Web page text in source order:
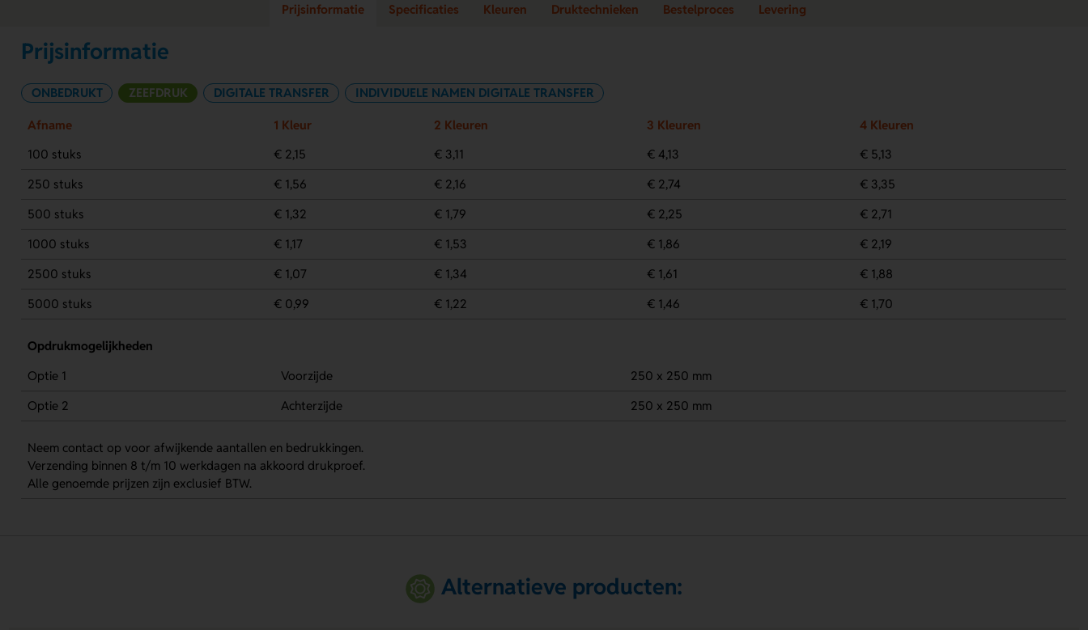
Prijsinformatie Specificaties Kleuren Druktechnieken Bestelproces Levering
Prijsinformatie
ONBEDRUKT ZEEFDRUK DIGITALE TRANSFER INDIVIDUELE NAMEN DIGITALE TRANSFER
Afname 1 Kleur 2 Kleuren 3 Kleuren
4 Kleuren
100 stuks
€ 2,15 € 3,11 € 4,13
€ 5,13
250 stuks
€ 1,56 € 2,16 € 2,74
€ 3,35
500 stuks
€ 1,32 € 1,79 € 2,25
€ 2,71
1000 stuks
€ 1,17 € 1,53 € 1,86
€ 2,19
2500 stuks
€ 1,07 € 1,34 € 1,61
€ 1,88
5000 stuks
€ 0,99 € 1,22 € 1,46 € 1,70
Opdrukmogelijkheden
Optie 1
Voorzijde
250 x 250 mm
Optie 2
Achterzijde 250 x 250 mm
Neem contact op voor afwijkende aantallen en bedrukkingen.
Verzending binnen 8 t/m 10 werkdagen na akkoord drukproef.
Alle genoemde prijzen zijn exclusief BTW.
Alternatieve producten: